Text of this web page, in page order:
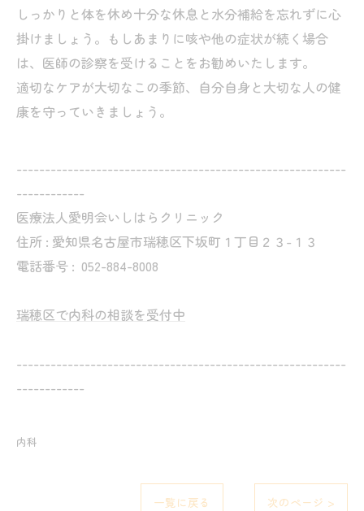
しっかりと体を休め十分な休息と水分補給を忘れずに心
掛けましょう。もしあまりに咳や他の症状が続く場合
は、医師の診察を受けることをお勧めいたします。
適切なケアが大切なこの季節、自分自身と大切な人の健
康を守っていきましょう。
----------------------------------------------------------
------------
医療法人愛明会いしはらクリニック
住所 : 愛知県名古屋市瑞穂区下坂町１丁目２３-１３
電話番号 : 052-884-8008
瑞穂区で内科の相談を受付中
----------------------------------------------------------
------------
内科
一覧に戻る 次のページ >